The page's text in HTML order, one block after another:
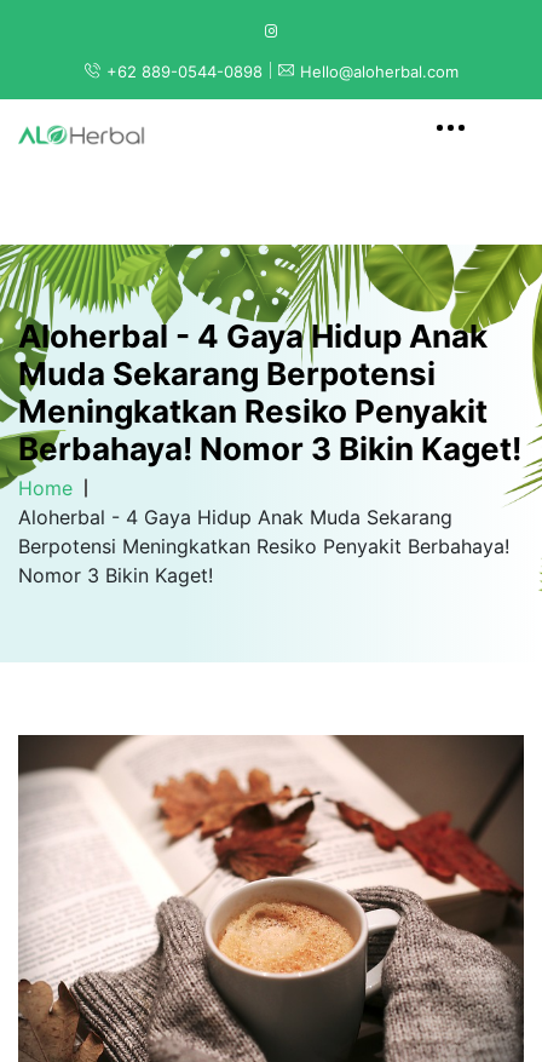
+62 889-0544-0898 Hello@aloherbal.com
Aloherbal - 4 Gaya Hidup Anak
Muda Sekarang Berpotensi
Meningkatkan Resiko Penyakit
Berbahaya! Nomor 3 Bikin Kaget!
Home
Aloherbal - 4 Gaya Hidup Anak Muda Sekarang
Berpotensi Meningkatkan Resiko Penyakit Berbahaya!
Nomor 3 Bikin Kaget!